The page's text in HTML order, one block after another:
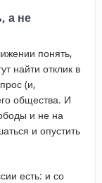
а не
понять,
найти отклик в
(и,
общества. И
и не на
и опустить
есть: и со